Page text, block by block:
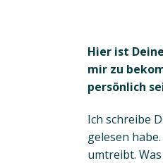
Hier ist
mir zu
persönlich
Ich schreibe
gelesen
umtreibt.